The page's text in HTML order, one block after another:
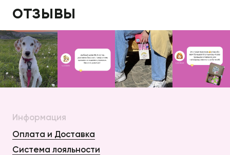
отзывы
Информация
Оплата и Доставка
Система лояльности